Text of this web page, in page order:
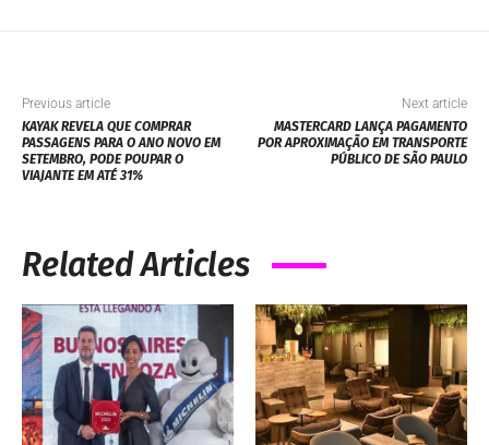
Previous article
KAYAK REVELA QUE COMPRAR
PASSAGENS PARA O ANO NOVO EM
SETEMBRO, PODE POUPAR O
VIAJANTE EM ATÉ 31%
Next article
MASTERCARD LANÇA PAGAMENTO
POR APROXIMAÇÃO EM TRANSPORTE
PÚBLICO DE SÃO PAULO
Related Articles